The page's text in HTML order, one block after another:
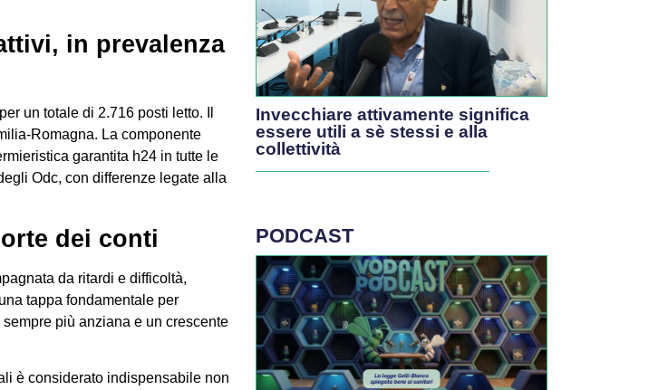
in prevalenza
un totale di 2.716 posti letto. Il
Romagna. La componente
garantita h24 in tutte le
Odc, con differenze legate alla
dei conti
da ritardi e difficoltà,
tappa fondamentale per
più anziana e un crescente
è considerato indispensabile non
Invecchiare attivamente significa
essere utili a sè stessi e alla
collettività
PODCAST